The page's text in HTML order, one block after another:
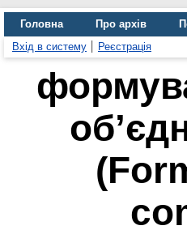
Головна Про архів
Вхід в систему
Реєстрація